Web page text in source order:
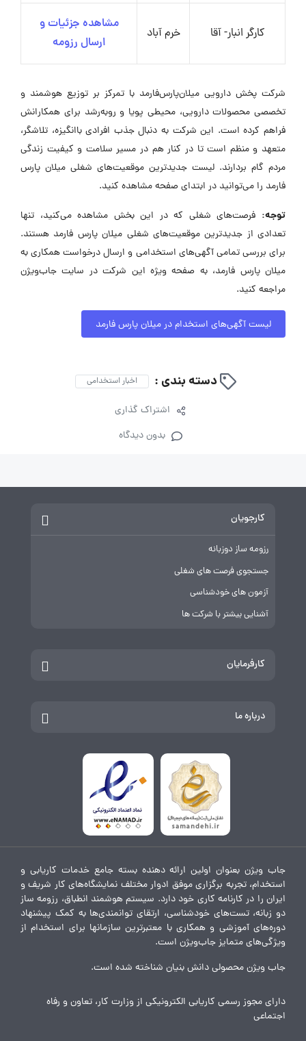
کارگر انبار- آقا خرم آباد
مشاهده جزئیات و
ارسال رزومه
شرکت پخش دارویی میلان‌پارس‌فارمد با تمرکز بر توزیع هوشمند و
تخصصی محصولات دارویی، محیطی پویا و رو‌به‌رشد برای همکارانش
فراهم کرده است. این شرکت به دنبال جذب افرادی باانگیزه، تلاشگر،
متعهد و منظم است تا در کنار هم در مسیر سلامت و کیفیت زندگی
مردم گام بردارند. لیست جدیدترین موقعیت‌های شغلی میلان پارس
فارمد را می‌توانید در ابتدای صفحه مشاهده کنید.
توجه: فرصت‌های شغلی که در این بخش مشاهده می‌کنید، تنها
تعدادی از جدیدترین موقعیت‌های شغلی میلان پارس فارمد هستند.
برای بررسی تمامی آگهی‌های استخدامی و ارسال درخواست همکاری به
میلان پارس فارمد، به صفحه ویژه این شرکت در سایت جاب‌ویژن
مراجعه کنید.
لیست آگهی‌های استخدام در میلان پارس فارمد
دسته بندی : اخبار استخدامی
اشتراک گذاری
بدون دیدگاه
کارجویان
رزومه ساز دوزبانه
جستجوی فرصت های شغلی
آزمون های خودشناسی
آشنایی بیشتر با شرکت ها
کارفرمایان
درباره ما
جاب ویژن بعنوان اولین ارائه دهنده بسته جامع خدمات کاریابی و
استخدام، تجربه برگزاری موفق ادوار مختلف نمایشگاه‌های کار شریف و
ایران را در کارنامه کاری خود دارد. سیستم هوشمند انطباق، رزومه ساز
دو زبانه، تست‌های خودشناسی، ارتقای توانمندی‌ها به کمک پیشنهاد
دوره‌های آموزشی و همکاری با معتبرترین سازمانها برای استخدام از
ویژگی‌های متمایز جاب‌ویژن است.
جاب ویژن محصولی دانش بنیان شناخته شده است.
دارای مجوز رسمی کاریابی الکترونیکی از وزارت کار، تعاون و رفاه
اجتماعی